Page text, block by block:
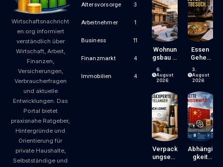
Wirtschaftsnachricht
en.org informiert
verständlich über
Wirtschaft, Arbeit,
Finanzen,
Versicherungen,
Verbraucherfragen
und aktuelle
Entwicklungen. Das
Portal bietet
praxisnahe Ratgeber,
Hintergründe und
Orientierung für
private Haushalte,
Selbstständige und
Altersvorsorge 3
Arbeitnehmer 1
Business 11
Finanzmarkt 4
Immobilien 4
Wohnun
Gsbau In
Krise:
Worauf
En Und
Käufer
Bei
Kosten,
Finanzie
Rung
Zeitplan
Achten
6.
August
2026
Essen
Gehen
Zum
Luxus?
Gastron
Omiepre
Ise
Entsteh
En Und
Worauf
Gäste
Achten
Können
3.
August
2026
Verpack
Ungsexp
Abhängi
Gkeit